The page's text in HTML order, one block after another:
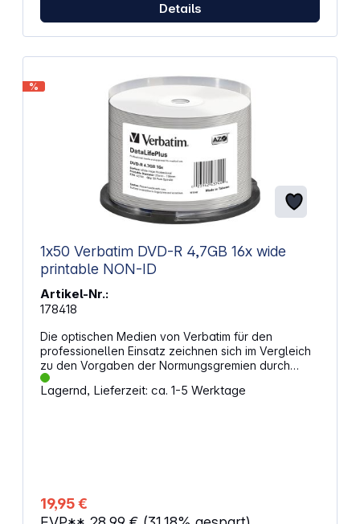
Details
%
1x50 Verbatim DVD-R 4,7GB 16x wide
printable NON-ID
Artikel-Nr.:
178418
Die optischen Medien von Verbatim für den
professionellen Einsatz zeichnen sich im Vergleich
zu den Vorgaben der Normungsgremien durch
strengere Spezifikationen aus. Kapazität: 4.7GB
Geschwindigkeit: 16x Verpackung: 50 Pack Spindle
besseren Lesbarkeit.Sie erkennen die optischen
Medien für den professionellen Einsatz von
Lagernd, Lieferzeit: ca. 1-5 Werktage
19,95 €